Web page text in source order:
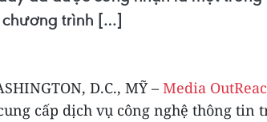
chương trình […]
D.C., MỸ – Media
cấp dịch vụ công nghệ thông tin